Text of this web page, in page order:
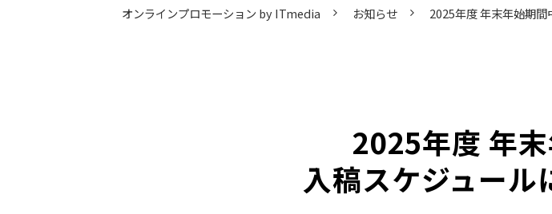
オンラインプロモーション by ITmedia お知らせ 2025年度 年末年始期
2025年度 年
入稿スケジュール